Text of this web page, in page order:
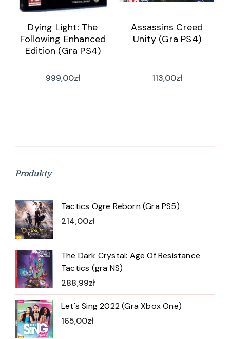
Dying Light: The
Following Enhanced
Edition (Gra PS4)
999,00zł
Assassins Creed
Unity (Gra PS4)
113,00zł
Produkty
Tactics Ogre Reborn (Gra PS5)
214,00zł
The Dark Crystal: Age Of Resistance
Tactics (gra NS)
288,99zł
Let's Sing 2022 (Gra Xbox One)
165,00zł